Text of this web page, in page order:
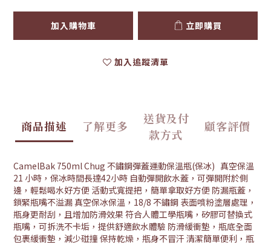
加入購物車 立即購買
加入追蹤清單
商品描述 了解更多
送貨及付
款方式
顧客評價
CamelBak 750ml Chug 不鏽鋼彈蓋運動保溫瓶(保冰) 真空保溫
21 小時，保冰時間長達42小時 自動彈開飲水蓋，可彈開附於側
邊，輕鬆喝水好方便 活動式寬提把，簡單拿取好方便 防漏瓶蓋，
鎖緊瓶嘴不溢漏 真空保冰保溫，18/8 不鏽鋼 表面噴粉塗層處理，
瓶身更耐刮，且增加防滑效果 符合人體工學瓶嘴，矽膠可替換式
瓶嘴，可拆洗不卡垢，提供舒適飲水體驗 防滑緩衝墊，瓶底全面
包裹緩衝墊，減少碰撞 保持乾燥，瓶身不冒汗 清潔簡單便利，瓶